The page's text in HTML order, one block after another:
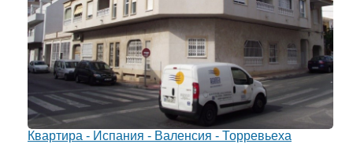
Квартира - Испания - Валенсия - Торревьеха